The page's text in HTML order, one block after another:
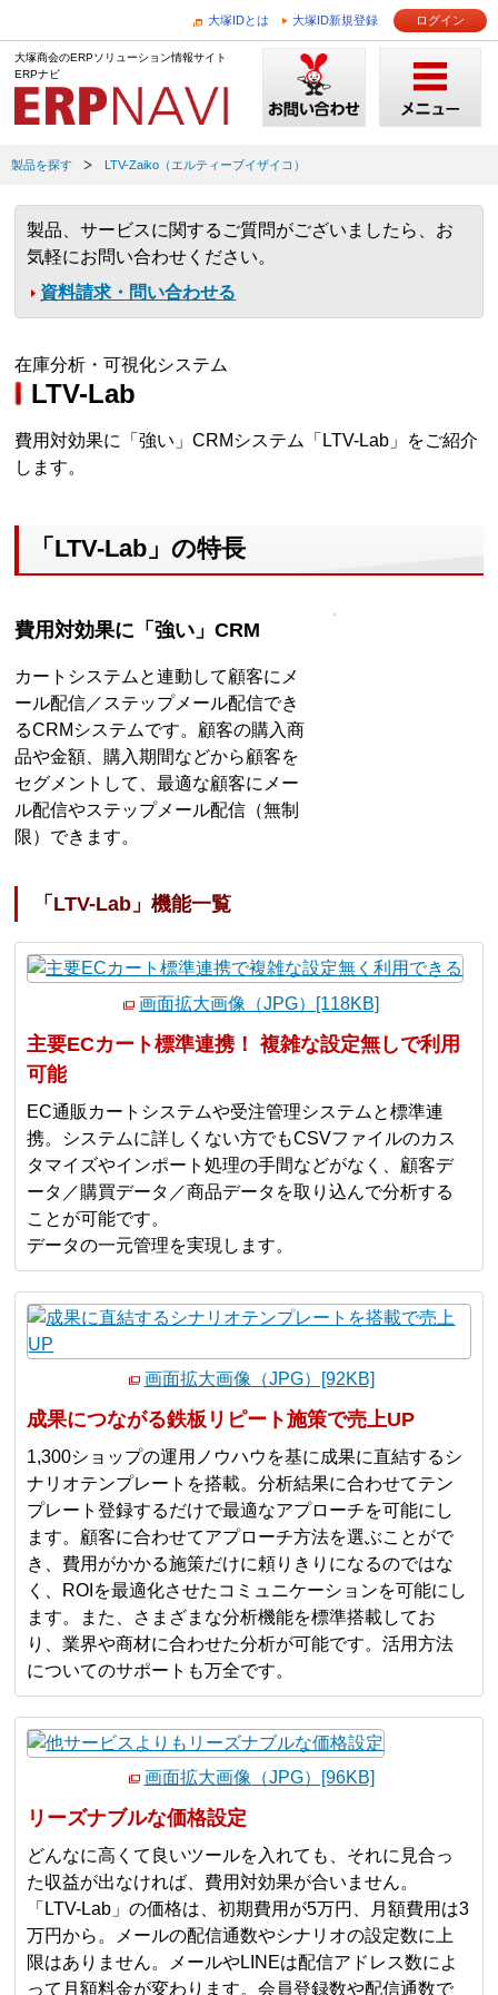
大塚IDとは 大塚ID新規登録 ログイン
大塚商会のERPソリューション情報サイト
ERPナビ
製品を探す LTV-Zaiko（エルティーブイザイコ）
製品、サービスに関するご質問がございましたら、お
気軽にお問い合わせください。
資料請求・問い合わせる
在庫分析・可視化システム
LTV-Lab
費用対効果に「強い」CRMシステム「LTV-Lab」をご紹介
します。
「LTV-Lab」の特長
費用対効果に「強い」CRM
カートシステムと連動して顧客にメ
ール配信／ステップメール配信でき
るCRMシステムです。顧客の購入商
品や金額、購入期間などから顧客を
セグメントして、最適な顧客にメー
ル配信やステップメール配信（無制
限）できます。
「LTV-Lab」機能一覧
画面拡大画像（JPG）[118KB]
主要ECカート標準連携！ 複雑な設定無しで利用
可能
EC通販カートシステムや受注管理システムと標準連
携。システムに詳しくない方でもCSVファイルのカス
タマイズやインポート処理の手間などがなく、顧客デ
ータ／購買データ／商品データを取り込んで分析する
ことが可能です。
データの一元管理を実現します。
画面拡大画像（JPG）[92KB]
成果につながる鉄板リピート施策で売上UP
1,300ショップの運用ノウハウを基に成果に直結するシ
ナリオテンプレートを搭載。分析結果に合わせてテン
プレート登録するだけで最適なアプローチを可能にし
ます。顧客に合わせてアプローチ方法を選ぶことがで
き、費用がかかる施策だけに頼りきりになるのではな
く、ROIを最適化させたコミュニケーションを可能にし
ます。また、さまざまな分析機能を標準搭載してお
り、業界や商材に合わせた分析が可能です。活用方法
についてのサポートも万全です。
画面拡大画像（JPG）[96KB]
リーズナブルな価格設定
どんなに高くて良いツールを入れても、それに見合っ
た収益が出なければ、費用対効果が合いません。
「LTV-Lab」の価格は、初期費用が5万円、月額費用は3
万円から。メールの配信通数やシナリオの設定数に上
限はありません。メールやLINEは配信アドレス数によ
って月額料金が変わります。会員登録数や配信通数で